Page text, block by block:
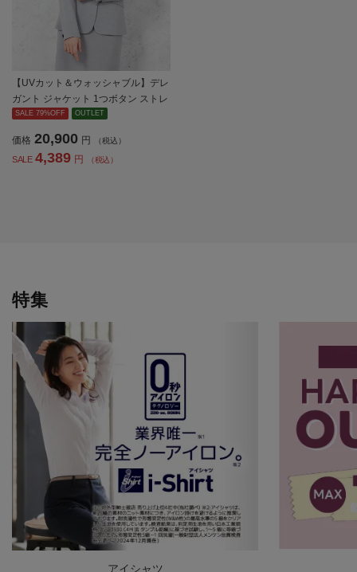
【UVカット＆ウォッシャブル】デレ
ガント ジャケット 1つボタン ストレ
ッチ 無地 SOFFICE 【レディース】
SALE 79%OFF OUTLET
価格 20,900 円 （税込）
SALE 4,389 円 （税込）
特集
アイシャツ